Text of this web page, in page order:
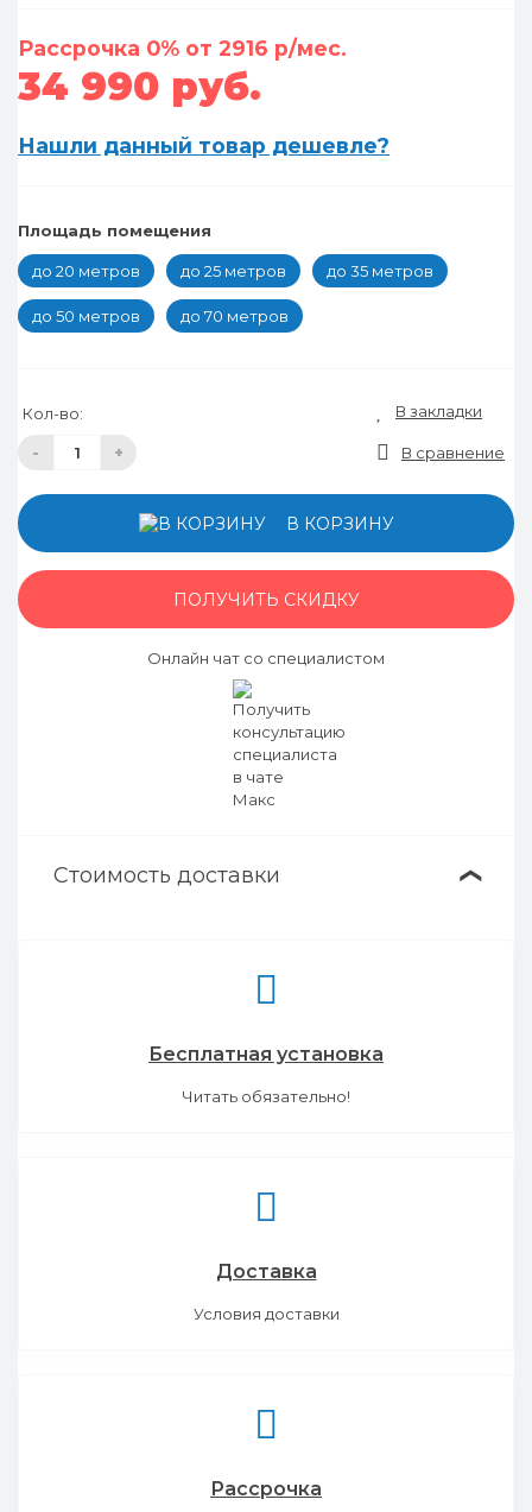
Рассрочка 0% от 2916 р/мес.
34 990 руб.
Нашли данный товар дешевле?
Площадь помещения
до 20 метров до 25 метров до 35 метров
до 50 метров до 70 метров
Кол-во:
- +
В закладки
В сравнение
В КОРЗИНУ
ПОЛУЧИТЬ СКИДКУ
Онлайн чат со специалистом
Стоимость доставки ❯
Бесплатная установка
Читать обязательно!
Доставка
Условия доставки
Рассрочка